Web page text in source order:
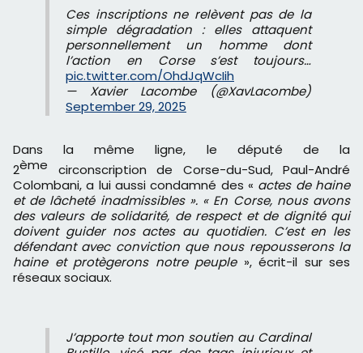
Ces inscriptions ne relèvent pas de la
simple dégradation : elles attaquent
personnellement un homme dont
l’action en Corse s’est toujours…
pic.twitter.com/OhdJqWcIih
— Xavier Lacombe (@XavLacombe)
September 29, 2025
Dans la même ligne, le député de la
2ème circonscription de Corse-du-Sud, Paul-André
Colombani, a lui aussi condamné des « actes de haine
et de lâcheté inadmissibles ». « En Corse, nous avons
des valeurs de solidarité, de respect et de dignité qui
doivent guider nos actes au quotidien. C’est en les
défendant avec conviction que nous repousserons la
haine et protègerons notre peuple», écrit-il sur ses
réseaux sociaux.
J’apporte tout mon soutien au Cardinal